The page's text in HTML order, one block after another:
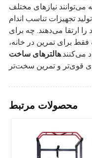
نیازهای مختلف
تجهیزات تناسب اندام
را ارتقا می‌دهند. چه برای
برای تمرین در خانه،
می‌کنند.هالترهای ساخت
محصولات مرتبط